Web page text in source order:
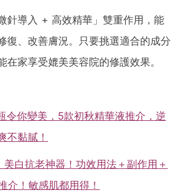
針導入 + 高效精華」雙重作用，能
復、改善膚況。只要挑選適合的成分
在家享受媲美美容院的修護效果。
令你變美，5款初秋精華液推介，逆
不黏膩！
美白抗老神器！功效用法＋副作用＋
介！敏感肌都用得！